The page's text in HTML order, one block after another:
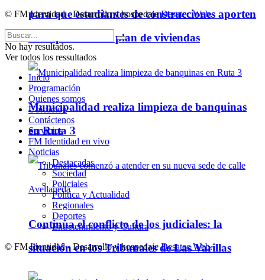
para que estudiantes de construcciones aporten
ideas para futuro plan de viviendas
Municipalidad realiza limpieza de banquinas
en Ruta 3
Continúa el conflicto de los judiciales: la
situación en los Tribunales de Las Varillas
© FM Identidad - Desarrollo y hospedajeDesatec Web.
No hay resultados.
Ver todos los ressultados
Inicio
Programación
Quienes somos
Ubicación
Contáctenos
Servicios
FM Identidad en vivo
Noticias
Destacadas
Sociedad
Policiales
Política y Actualidad
Regionales
Deportes
Entretenimiento y Cultura
© FM Identidad - Desarrollo y hospedajeDesatec Web.